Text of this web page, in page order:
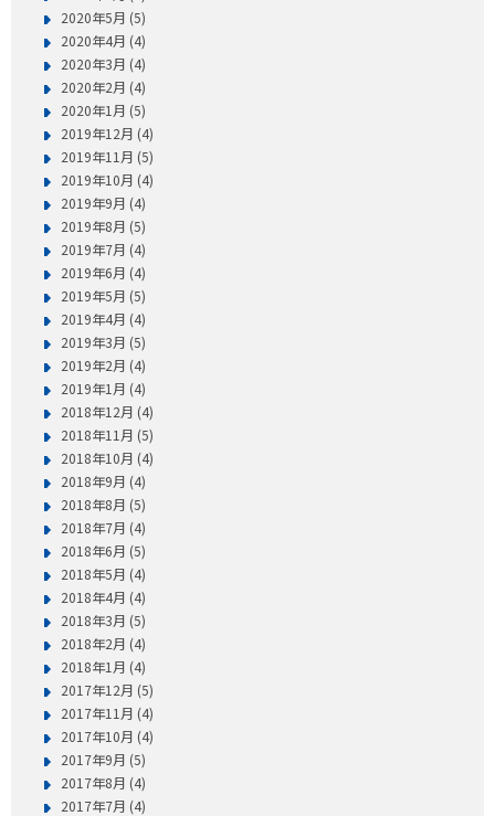
2020年5月 (5)
2020年4月 (4)
2020年3月 (4)
2020年2月 (4)
2020年1月 (5)
2019年12月 (4)
2019年11月 (5)
2019年10月 (4)
2019年9月 (4)
2019年8月 (5)
2019年7月 (4)
2019年6月 (4)
2019年5月 (5)
2019年4月 (4)
2019年3月 (5)
2019年2月 (4)
2019年1月 (4)
2018年12月 (4)
2018年11月 (5)
2018年10月 (4)
2018年9月 (4)
2018年8月 (5)
2018年7月 (4)
2018年6月 (5)
2018年5月 (4)
2018年4月 (4)
2018年3月 (5)
2018年2月 (4)
2018年1月 (4)
2017年12月 (5)
2017年11月 (4)
2017年10月 (4)
2017年9月 (5)
2017年8月 (4)
2017年7月 (4)